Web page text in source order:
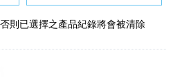
則已選擇之產品紀錄將會被清除